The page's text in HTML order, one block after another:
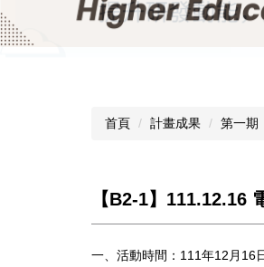
首頁 計畫成果 第一期
【B2-1】111.12.16
一、活動時間：111年12月16